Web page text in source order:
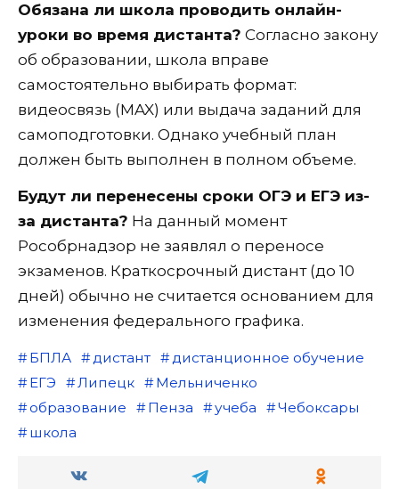
Обязана ли школа проводить онлайн-
уроки во время дистанта? Согласно закону
об образовании, школа вправе
самостоятельно выбирать формат:
видеосвязь (MAX) или выдача заданий для
самоподготовки. Однако учебный план
должен быть выполнен в полном объеме.
Будут ли перенесены сроки ОГЭ и ЕГЭ из-
за дистанта? На данный момент
Рособрнадзор не заявлял о переносе
экзаменов. Краткосрочный дистант (до 10
дней) обычно не считается основанием для
изменения федерального графика.
БПЛА дистант
дистанционное обучение
ЕГЭ
Липецк
Мельниченко
образование
Пенза учеба
Чебоксары
школа